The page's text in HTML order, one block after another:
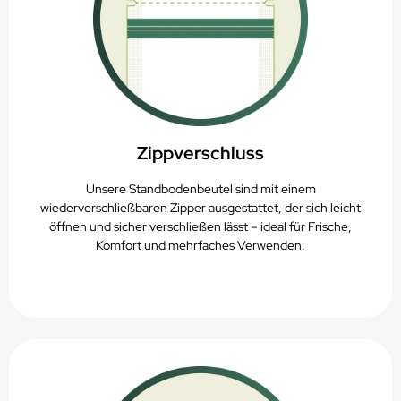
Zippverschluss
Unsere Standbodenbeutel sind mit einem
wiederverschließbaren Zipper ausgestattet, der sich leicht
öffnen und sicher verschließen lässt – ideal für Frische,
Komfort und mehrfaches Verwenden.